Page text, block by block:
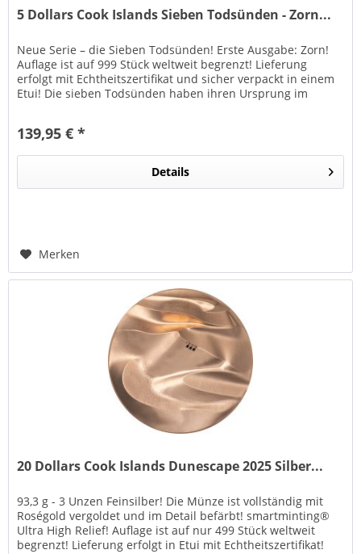
5 Dollars Cook Islands Sieben Todsünden - Zorn...
Neue Serie – die Sieben Todsünden! Erste Ausgabe: Zorn!
Auflage ist auf 999 Stück weltweit begrenzt! Lieferung
erfolgt mit Echtheitszertifikat und sicher verpackt in einem
Etui! Die sieben Todsünden haben ihren Ursprung im
139,95 € *
Details
Merken
20 Dollars Cook Islands Dunescape 2025 Silber...
93,3 g - 3 Unzen Feinsilber! Die Münze ist vollständig mit
Roségold vergoldet und im Detail befärbt! smartminting®
Ultra High Relief! Auflage ist auf nur 499 Stück weltweit
begrenzt! Lieferung erfolgt in Etui mit Echtheitszertifikat!